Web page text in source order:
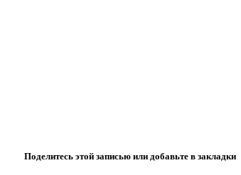
Поделитесь этой записью или добавьте в закладки